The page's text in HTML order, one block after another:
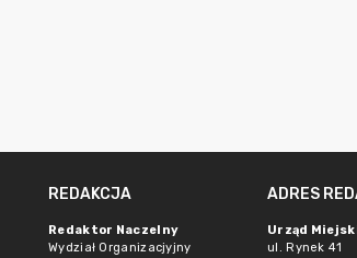
REDAKCJA
Redaktor Naczelny
Wydział Organizacjyjny
ADRES
Urząd
ul. Rynek 41